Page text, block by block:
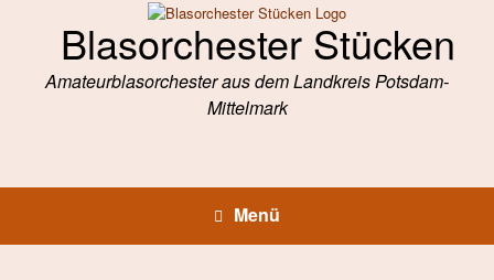
Blasorchester Stücken
Amateurblasorchester aus dem Landkreis Potsdam-
Mittelmark
Menü